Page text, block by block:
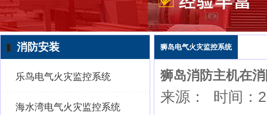
消防安装
乐鸟电气火灾监控系统
海水湾电气火灾监控系统
狮岛电气火灾监控系统
狮岛消防主机在
来源：
时间：